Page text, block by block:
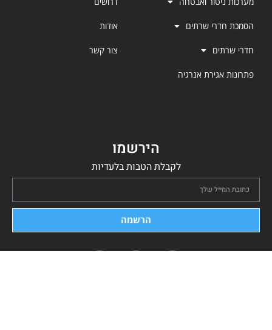
הסמכת חדרי שרתים
חדרי שרתים
פתרונות אגירת אנרגיה
אודות
צור קשר
הירשמו
לקבלת הטבות בלעדיות
הרשמה